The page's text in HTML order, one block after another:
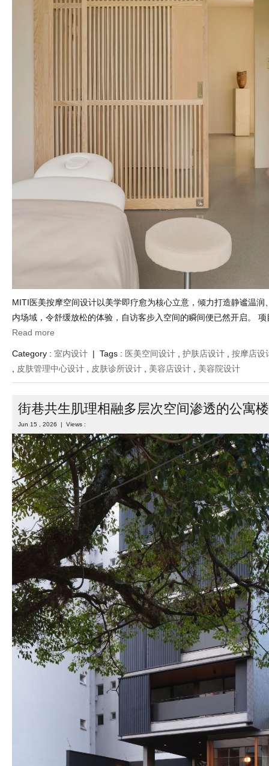
MITI医美按摩空间设计以美学即疗愈为核心立意，倾力打造静谧温润
内场域，令舒缓放松的体验，自访客步入空间的瞬间便已然开启。
Read more
Category : 室内设计 | Tags : 医美空间设计 护肤店设计
按摩店设
皮肤管理中心设计 皮肤诊所设计 美容店设计 美容院设计
街巷共生肌理相融多层次空间渗透的公寓
Jun 15 , 2026 | Views :